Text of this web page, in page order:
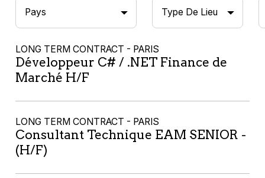
Pays Type De Lieu
LONG TERM CONTRACT - PARIS
Développeur C# / .NET Finance de
Marché H/F
LONG TERM CONTRACT - PARIS
Consultant Technique EAM SENIOR -
(H/F)